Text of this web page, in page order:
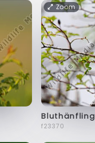
Zoom
Bluthänfling
f23370